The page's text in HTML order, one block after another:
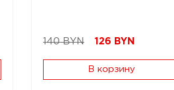
140 BYN 126 BYN
В корзину